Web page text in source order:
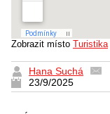
Zobrazit místo Turistika
Hana Suchá
23/9/2025